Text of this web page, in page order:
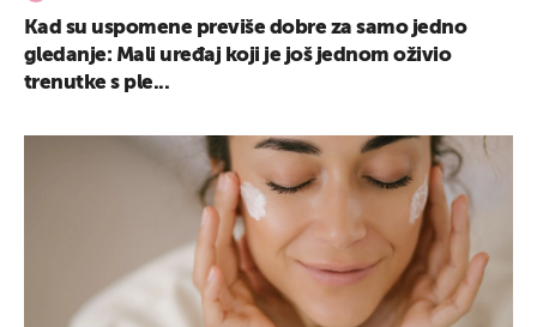
Kad su uspomene previše dobre za samo jedno
gledanje: Mali uređaj koji je još jednom oživio
trenutke s ple...